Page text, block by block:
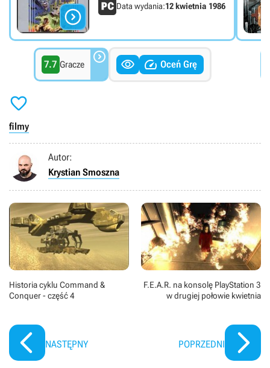
 Data wydania:12 kwietnia 1986
7.7 Gracze    Oceń Grę

filmy
Autor:
Krystian Smoszna
Historia cyklu Command &
Conquer - część 4
NASTĘPNY
F.E.A.R. na konsolę PlayStation 3
w drugiej połowie kwietnia
POPRZEDNI